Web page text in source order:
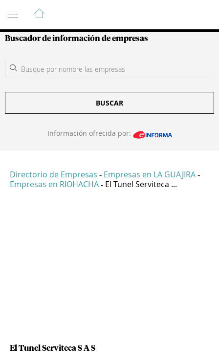
Guía de Empresas Colombianas
Buscador de información de empresas
BUSCAR
Información ofrecida por:
Directorio de Empresas - Empresas en LA GUAJIRA -
Empresas en RIOHACHA - El Tunel Serviteca ...
El Tunel Serviteca S A S